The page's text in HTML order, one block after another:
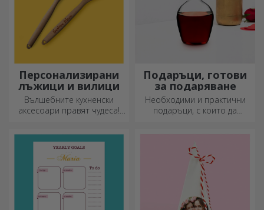
Персонализирани
лъжици и вилици
Вълшебните кухненски
аксесоари правят чудеса!
сложните рецепти.
Подаръци, готови
за подаряване
Необходими и практични
подаръци, с които да
независимо от повода!